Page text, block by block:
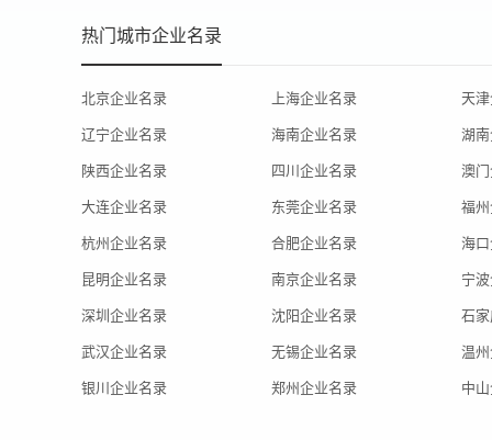
热门城市企业名录
北京企业名录 上海企业名录 天
辽宁企业名录 海南企业名录 湖
陕西企业名录 四川企业名录 澳
大连企业名录 东莞企业名录 福
杭州企业名录 合肥企业名录 海
昆明企业名录 南京企业名录 宁
深圳企业名录 沈阳企业名录 石
武汉企业名录 无锡企业名录 温
银川企业名录 郑州企业名录 中